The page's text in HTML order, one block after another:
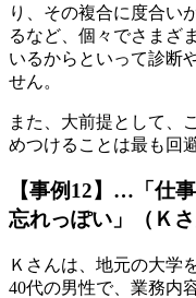
り、その複合に度合い
るなど、個々でさまざ
いるからといって診断
せん。
また、大前提として、
めつけることは最も回
【事例12】…「仕
忘れっぽい」（Ｋさ
Ｋさんは、地元の大学
40代の男性で、業務内